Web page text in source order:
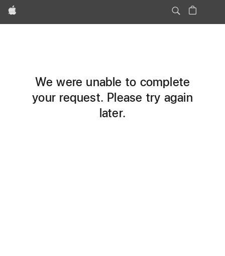
Apple
We were unable to complete
your request. Please try again
later.